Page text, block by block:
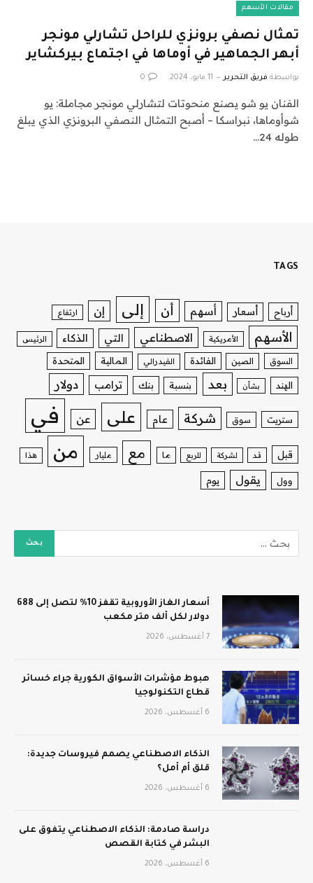
مقالات الأسهم
تمثال نصفي برونزي للراحل تشارلي مونجر
أبهر الجماهير في أوماها في اجتماع بيركشاير
بواسطة فريق التحرير 11 مايو، 2024 0
الفنان يو شو يصنع منحوتات لتشارلي مونجر مجاملة: يو
شوأوماها، نبراسكا – أصبح التمثال النصفي البرونزي الذي يبلغ
طوله 24…
TAGS
أرباح أسعار أسهم أن إلى إن ارتفاع
الأسهم الأمريكية الاصطناعي التي الذكاء الرئيس
السوق الصين الفائدة الفيدرالي المالية المتحدة
الهند بشأن بعد بنسبة بنك ترامب دولار
ستريت سوق شركة عام على عن في
قبل قد لشركة للربع ما مع مليار من هذا
وول يقول يوم
أسعار الغاز الأوروبية تقفز 10% لتصل إلى 688
دولار لكل ألف متر مكعب
7 أغسطس، 2026
هبوط مؤشرات الأسواق الكورية جراء خسائر
قطاع التكنولوجيا
6 أغسطس، 2026
الذكاء الاصطناعي يصمم فيروسات جديدة:
قلق أم أمل؟
6 أغسطس، 2026
دراسة صادمة: الذكاء الاصطناعي يتفوق على
البشر في كتابة القصص
6 أغسطس، 2026